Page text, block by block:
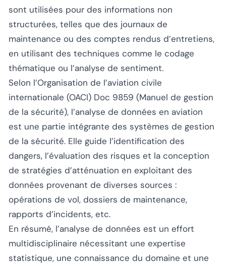
sont utilisées pour des informations non
structurées, telles que des journaux de
maintenance ou des comptes rendus d’entretiens,
en utilisant des techniques comme le codage
thématique ou l’analyse de sentiment.
Selon l’Organisation de l’aviation civile
internationale (OACI) Doc 9859 (Manuel de gestion
de la sécurité), l’analyse de données en aviation
est une partie intégrante des systèmes de gestion
de la sécurité. Elle guide l’identification des
dangers, l’évaluation des risques et la conception
de stratégies d’atténuation en exploitant des
données provenant de diverses sources :
opérations de vol, dossiers de maintenance,
rapports d’incidents, etc.
En résumé, l’analyse de données est un effort
multidisciplinaire nécessitant une expertise
statistique, une connaissance du domaine et une